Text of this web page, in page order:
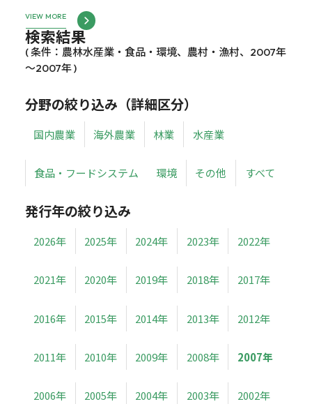
VIEW MORE
検索結果
( 条件：農林水産業・食品・環境、農村・漁村、2007年
～2007年 )
分野の絞り込み（詳細区分）
国内農業 海外農業 林業 水産業
食品・フードシステム 環境 その他 すべて
発行年の絞り込み
2026年 2025年 2024年 2023年 2022年
2021年 2020年 2019年 2018年 2017年
2016年 2015年 2014年 2013年 2012年
2011年 2010年 2009年 2008年 2007年
2006年 2005年 2004年 2003年 2002年